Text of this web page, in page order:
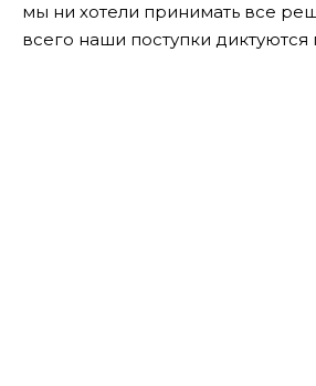
мы ни хотели принимать все
всего наши поступки